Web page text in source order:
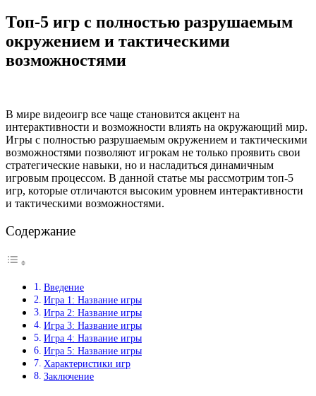
Топ-5 игр с полностью разрушаемым
окружением и тактическими
возможностями
В мире видеоигр все чаще становится акцент на
интерактивности и возможности влиять на окружающий мир.
Игры с полностью разрушаемым окружением и тактическими
возможностями позволяют игрокам не только проявить свои
стратегические навыки, но и насладиться динамичным
игровым процессом. В данной статье мы рассмотрим топ-5
игр, которые отличаются высоким уровнем интерактивности
и тактическими возможностями.
Содержание
Введение
Игра 1: Название игры
Игра 2: Название игры
Игра 3: Название игры
Игра 4: Название игры
Игра 5: Название игры
Характеристики игр
Заключение